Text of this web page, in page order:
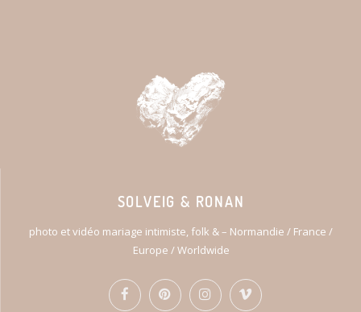
SOLVEIG & RONAN
photo et vidéo mariage intimiste, folk & – Normandie / France /
Europe / Worldwide